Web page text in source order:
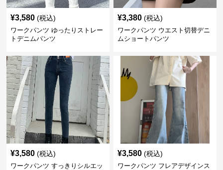
¥3,580 (税込)
ワークパンツ ゆったりストレー
トデニムパンツ
¥3,380 (税込)
ワークパンツ ウエスト切替デニ
ムショートパンツ
¥3,580 (税込)
ワークパンツ すっきりシルエッ
¥3,580 (税込)
ワークパンツ フレアデザインス